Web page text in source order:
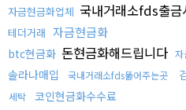
자금현금화업체 국내거래소fds출금
테더거래 자금현금화
btc현금화 돈현금화해드립니다 자
솔라나매입 국내거래소fds뚫어주는곳
세탁 코인현금화수수료